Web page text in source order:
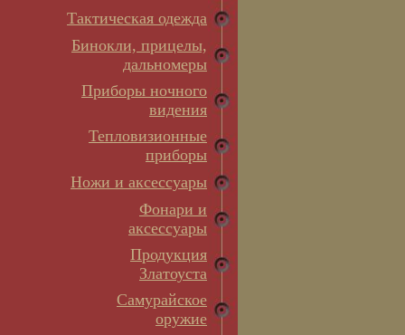
Тактическая одежда
Бинокли, прицелы,
дальномеры
Приборы ночного
видения
Тепловизионные
приборы
Ножи и аксессуары
Фонари и
аксессуары
Продукция
Златоуста
Самурайское
оружие